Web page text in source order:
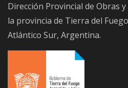
Dirección Provincial de Obras
la provincia de Tierra del
Atlántico Sur, Argentina.